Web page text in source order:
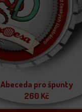
Abeceda pro špunty
260 Kč